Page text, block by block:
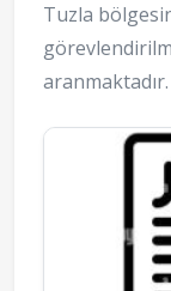
Tuzla
aranmaktadır.